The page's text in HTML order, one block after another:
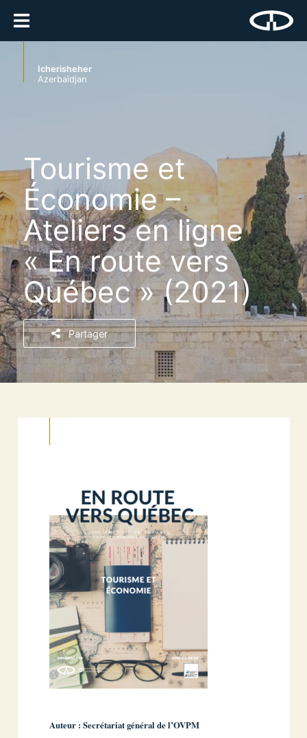
Icherisheher
Azerbaïdjan
Tourisme et
Économie –
Ateliers en ligne
« En route vers
Québec » (2021)
Partager
Auteur : Secrétariat général de l’OVPM